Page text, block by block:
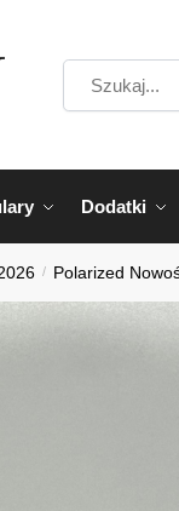
Dodatki
/ Polarized